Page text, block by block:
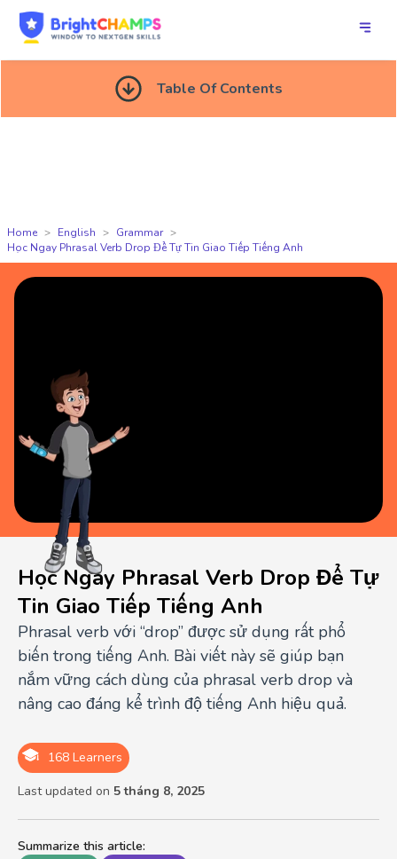
Table Of Contents
Home English
Grammar
Học Ngay Phrasal Verb Drop Để Tự Tin Giao Tiếp Tiếng Anh
Summarize this article:
168 Learners
Last updated on 5 tháng 8, 2025
Học Ngay Phrasal Verb Drop Để Tự
Tin Giao Tiếp Tiếng Anh
Phrasal verb với “drop” được sử dụng rất phổ
biến trong tiếng Anh. Bài viết này sẽ giúp bạn
nắm vững cách dùng của phrasal verb drop và
nâng cao đáng kể trình độ tiếng Anh hiệu quả.